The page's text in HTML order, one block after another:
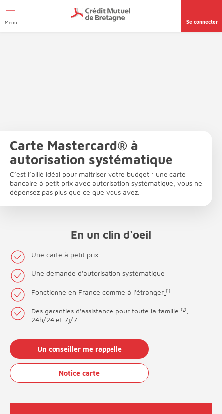
page accessibilité
Menu Se connecter
Carte Mastercard® à
autorisation systématique
C’est l’allié idéal pour maitriser votre budget : une carte
bancaire à petit prix avec autorisation systématique, vous ne
dépensez pas plus que ce que vous avez.
En un clin d'oeil
Une carte à petit prix
Une demande d'autorisation systématique
Fonctionne en France comme à l'étranger (1)
Des garanties d'assistance pour toute la famille (2)
24h/24 et 7j/7
Un conseiller me rappelle
Notice carte